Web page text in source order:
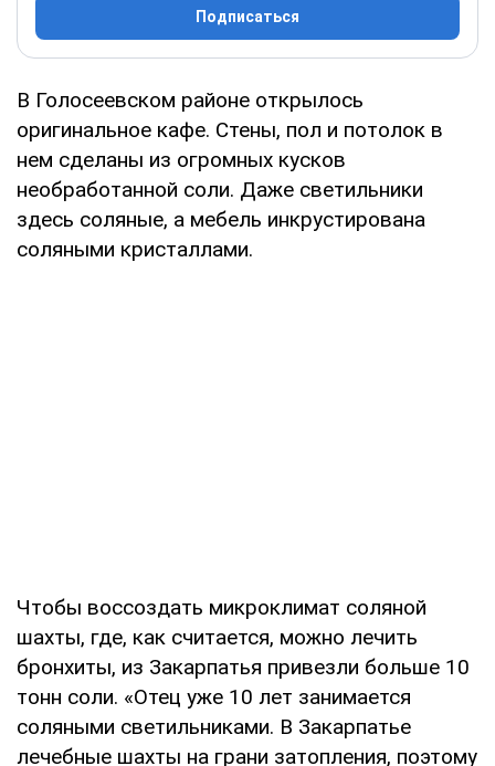
Подписаться
В Голосеевском районе открылось
оригинальное кафе. Стены, пол и потолок в
нем сделаны из огромных кусков
необработанной соли. Даже светильники
здесь соляные, а мебель инкрустирована
соляными кристаллами.
Чтобы воссоздать микроклимат соляной
шахты, где, как считается, можно лечить
бронхиты, из Закарпатья привезли больше 10
тонн соли. «Отец уже 10 лет занимается
соляными светильниками. В Закарпатье
лечебные шахты на грани затопления, поэтому